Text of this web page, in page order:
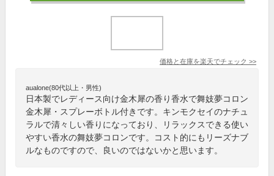
価格と在庫を楽天でチェック >>
aualone(80代以上・男性)
日本製でレディース向け金木犀の香り香水で舞妓夢コロン
金木犀・スプレーボトル付きです。キンモクセイのナチュ
ラルで清々しい香りになっており、リラックスできる使い
やすい香水の舞妓夢コロンです。コスト的にもリーズナブ
ルなものですので、良いのではないかと思います。